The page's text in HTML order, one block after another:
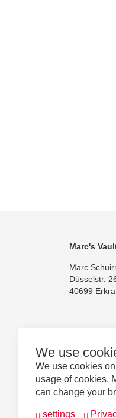
We use
We use cookies
usage of cookies.
can change your
settings
Marc's
Marc
Düsselstr.
40699
Follow us